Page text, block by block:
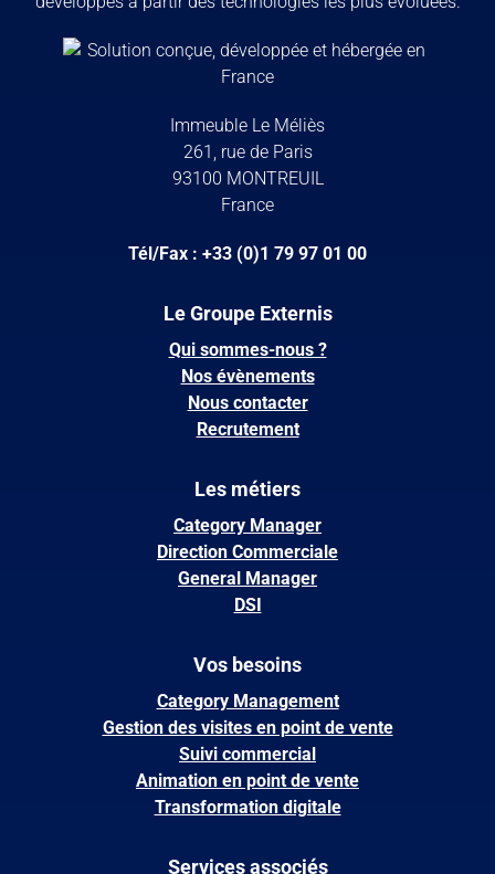
Immeuble Le Méliès
261, rue de Paris
93100 MONTREUIL
France
Tél/Fax : +33 (0)1 79 97 01 00
Le Groupe Externis
Qui sommes-nous ?
Nos évènements
Nous contacter
Recrutement
Les métiers
Category Manager
Direction Commerciale
General Manager
DSI
Vos besoins
Category Management
Gestion des visites en point de vente
Suivi commercial
Animation en point de vente
Transformation digitale
Services associés